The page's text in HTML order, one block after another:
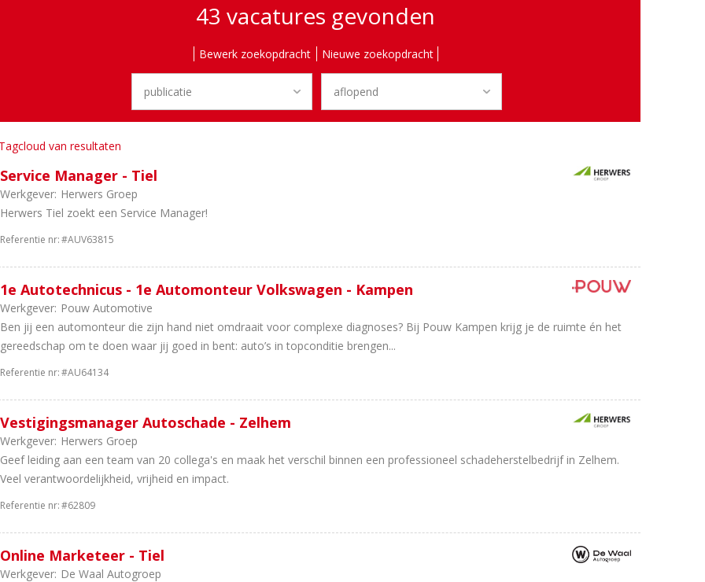
43 vacatures gevonden
Bewerk zoekopdracht Nieuwe zoekopdracht
Tagcloud van resultaten
Service Manager - Tiel
Werkgever: Herwers Groep
Herwers Tiel zoekt een Service Manager!
Referentie nr:#AUV63815
1e Autotechnicus - 1e Automonteur Volkswagen - Kampen
Werkgever: Pouw Automotive
Ben jij een automonteur die zijn hand niet omdraait voor complexe diagnoses? Bij Pouw Kampen krijg je de ruimte én het
gereedschap om te doen waar jij goed in bent: auto’s in topconditie brengen...
Referentie nr:#AU64134
Vestigingsmanager Autoschade - Zelhem
Werkgever: Herwers Groep
Geef leiding aan een team van 20 collega's en maak het verschil binnen een professioneel schadeherstelbedrijf in Zelhem.
Veel verantwoordelijkheid, vrijheid en impact.
Referentie nr:#62809
Online Marketeer - Tiel
Werkgever: De Waal Autogroep